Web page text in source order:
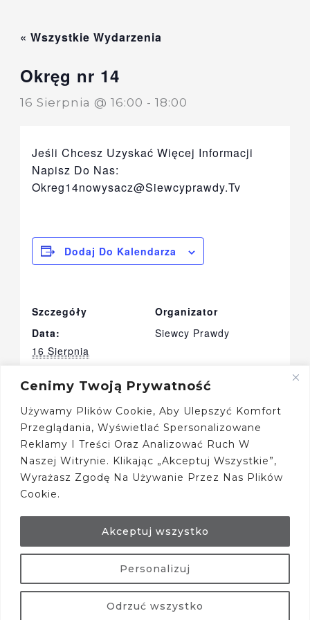
Cenimy Twoją Prywatność
Używamy Plików Cookie, Aby Ulepszyć Komfort
Przeglądania, Wyświetlać Spersonalizowane
Reklamy I Treści Oraz Analizować Ruch W
Naszej Witrynie. Klikając „Akceptuj Wszystkie”,
Wyrażasz Zgodę Na Używanie Przez Nas Plików
Cookie.
Personalizuj
Odrzuć wszystko
Akceptuj wszystko
« Wszystkie Wydarzenia
Okręg nr 14
16 Sierpnia @ 16:00 -18:00
Jeśli Chcesz Uzyskać Więcej Informacji
Napisz Do Nas:
Okreg14nowysacz@siewcyprawdy.tv
Dodaj Do Kalendarza
Szczegóły
Data:
16 Sierpnia
16:00 - 18:00
Witryna
Internetowa:
Polskadb.pl/spotkani
Miejsce
Łącko Oberża
Organizator
Siewcy Prawdy
Okręg Nr 1 Okręg Nr 36